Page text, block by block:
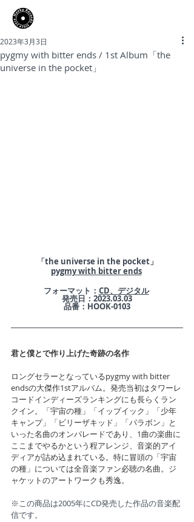
pygmy with bitter ends / 1st Album「the
universe in the pocket」
2023年3月3日
「the universe in the pocket」
pygmy with bitter ends
​フォーマット： CD、 デジタル
発売日：2023.03.03
品番：HOOK-0103
君と僕とで作り上げた奇跡の名作
ロングセラーとなっているpygmy with bitter
endsの大傑作1stアルバム。発売当初はタワーレ
コードインディーズランキングにも長らくラン
クイン。「宇宙の種」「イップイック」「少年
キャンプ」「ビリーザキッド」「パラボン」と
いった名曲のオンパレードであり、1曲の楽曲に
ここまでやるかという程アレンジ、音楽的アイ
ディアが詰め込まれている。特に冒頭の「宇宙
の種」については全音楽ファン必聴の名曲。ジ
ャケットのアートワークも秀逸。
※この商品は2005年にCD発売した作品の音楽配
信です。